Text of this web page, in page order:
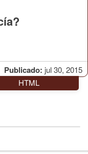
Publicado: jul 30, 2015
HTML